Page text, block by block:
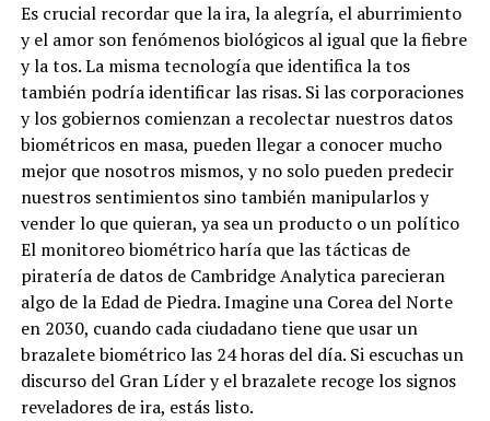
Es crucial recordar que la ira, la alegría, el aburrimiento
y el amor son fenómenos biológicos al igual que la fiebre
y la tos. La misma tecnología que identifica la tos
también podría identificar las risas. Si las corporaciones
y los gobiernos comienzan a recolectar nuestros datos
biométricos en masa, pueden llegar a conocer mucho
mejor que nosotros mismos, y no solo pueden predecir
nuestros sentimientos sino también manipularlos y
vender lo que quieran, ya sea un producto o un político
El monitoreo biométrico haría que las tácticas de
piratería de datos de Cambridge Analytica parecieran
algo de la Edad de Piedra. Imagine una Corea del Norte
en 2030, cuando cada ciudadano tiene que usar un
brazalete biométrico las 24 horas del día. Si escuchas un
discurso del Gran Líder y el brazalete recoge los signos
reveladores de ira, estás listo.